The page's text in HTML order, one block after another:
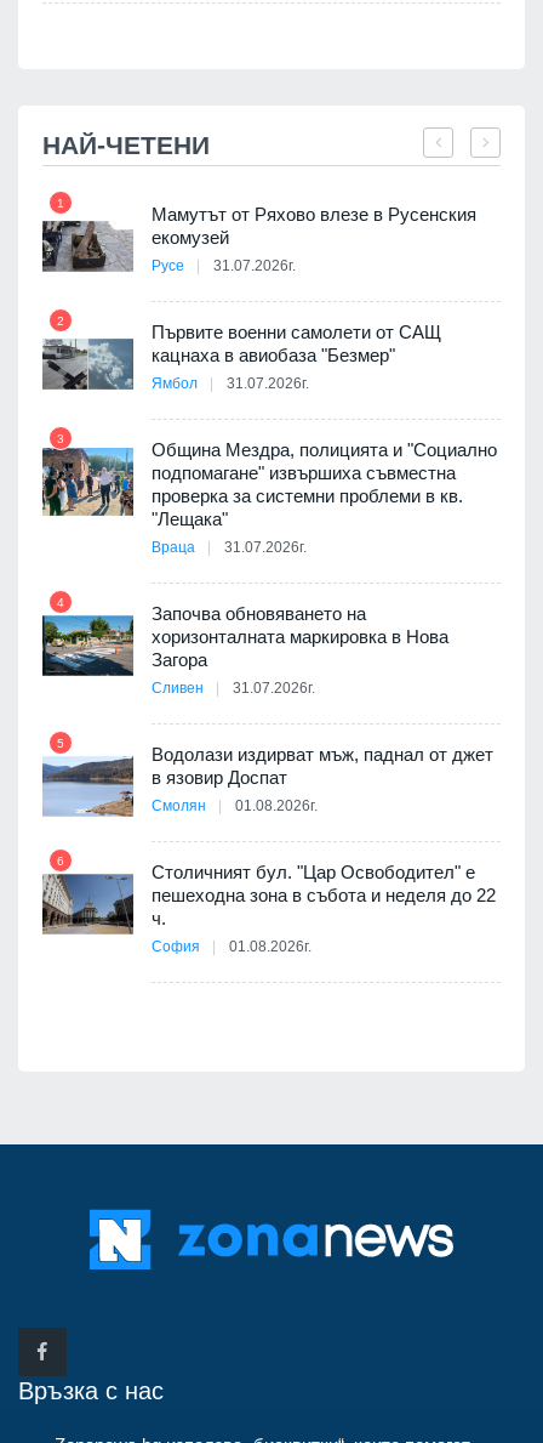
НАЙ-ЧЕТЕНИ
1
Мамутът от Ряхово влезе в Русенския
екомузей
Русе 31.07.2026г.
2
Първите военни самолети от САЩ
кацнаха в авиобаза "Безмер"
Ямбол 31.07.2026г.
3
Община Мездра, полицията и "Социално
подпомагане" извършиха съвместна
проверка за системни проблеми в кв.
"Лещака"
Враца 31.07.2026г.
4
Започва обновяването на
хоризонталната маркировка в Нова
Загора
Сливен 31.07.2026г.
5
Водолази издирват мъж, паднал от джет
в язовир Доспат
Смолян 01.08.2026г.
6
Столичният бул. "Цар Освободител" е
пешеходна зона в събота и неделя до 22
ч.
София 01.08.2026г.
Връзка с нас